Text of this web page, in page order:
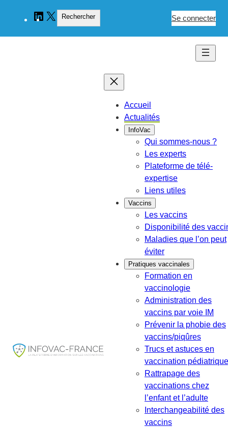
LinkedInRechercher
Rechercher Se connecter
Accueil
Actualités
InfoVac
Qui sommes-nous ?
Les experts
Plateforme de télé-
expertise
Liens utiles
Vaccins
Les vaccins
Disponibilité des
Maladies que l’on peut
éviter
Pratiques vaccinales
Formation en
vaccinologie
Administration des
vaccins par voie IM
Prévenir la phobie des
vaccins/piqûres
Trucs et astuces en
vaccination pédiatrique
Rattrapage des
vaccinations chez
l’enfant et l’adulte
Interchangeabilité des
vaccins